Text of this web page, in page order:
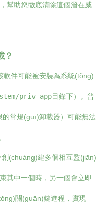
幫助您徹底清除這個潛在威
？
軟件可能被安裝為系統(tǒng)
priv-app目錄下）。普
常規(guī)卸載器）可能無法
創(chuàng)建多個相互監(jiān)
其中一個時，另一個會立即
關(guān)鍵進程，實現